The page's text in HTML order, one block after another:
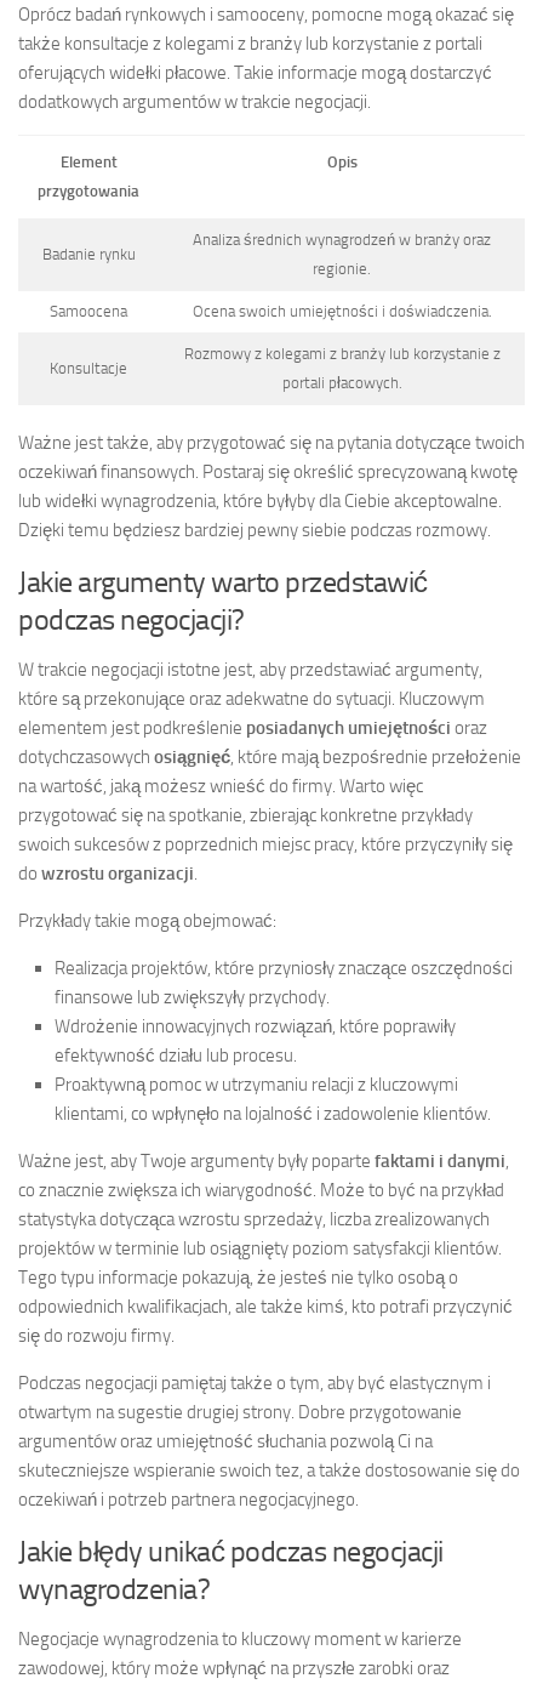
Oprócz badań rynkowych i samooceny, pomocne mogą okazać się
także konsultacje z kolegami z branży lub korzystanie z portali
oferujących widełki płacowe. Takie informacje mogą dostarczyć
dodatkowych argumentów w trakcie negocjacji.
Element
przygotowania
Opis
Badanie rynku
Analiza średnich wynagrodzeń w branży oraz
regionie.
Samoocena Ocena swoich umiejętności i doświadczenia.
Konsultacje
Rozmowy z kolegami z branży lub korzystanie z
portali płacowych.
Ważne jest także, aby przygotować się na pytania dotyczące twoich
oczekiwań finansowych. Postaraj się określić sprecyzowaną kwotę
lub widełki wynagrodzenia, które byłyby dla Ciebie akceptowalne.
Dzięki temu będziesz bardziej pewny siebie podczas rozmowy.
Jakie argumenty warto przedstawić
podczas negocjacji?
W trakcie negocjacji istotne jest, aby przedstawiać argumenty,
które są przekonujące oraz adekwatne do sytuacji. Kluczowym
elementem jest podkreślenie posiadanych umiejętności oraz
dotychczasowych osiągnięć, które mają bezpośrednie przełożenie
na wartość, jaką możesz wnieść do firmy. Warto więc
przygotować się na spotkanie, zbierając konkretne przykłady
swoich sukcesów z poprzednich miejsc pracy, które przyczyniły się
do wzrostu organizacji.
Przykłady takie mogą obejmować:
Realizacja projektów, które przyniosły znaczące oszczędności
finansowe lub zwiększyły przychody.
Wdrożenie innowacyjnych rozwiązań, które poprawiły
efektywność działu lub procesu.
Proaktywną pomoc w utrzymaniu relacji z kluczowymi
klientami, co wpłynęło na lojalność i zadowolenie klientów.
Ważne jest, aby Twoje argumenty były poparte faktami i danymi,
co znacznie zwiększa ich wiarygodność. Może to być na przykład
statystyka dotycząca wzrostu sprzedaży, liczba zrealizowanych
projektów w terminie lub osiągnięty poziom satysfakcji klientów.
Tego typu informacje pokazują, że jesteś nie tylko osobą o
odpowiednich kwalifikacjach, ale także kimś, kto potrafi przyczynić
się do rozwoju firmy.
Podczas negocjacji pamiętaj także o tym, aby być elastycznym i
otwartym na sugestie drugiej strony. Dobre przygotowanie
argumentów oraz umiejętność słuchania pozwolą Ci na
skuteczniejsze wspieranie swoich tez, a także dostosowanie się do
oczekiwań i potrzeb partnera negocjacyjnego.
Jakie błędy unikać podczas negocjacji
wynagrodzenia?
Negocjacje wynagrodzenia to kluczowy moment w karierze
zawodowej, który może wpłynąć na przyszłe zarobki oraz